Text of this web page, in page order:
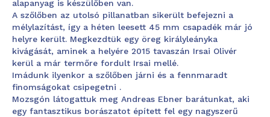
alapanyag is készülőben van.
A szőlőben az utolsó pillanatban sikerült befejezni a
mélylazítást, így a héten leesett 45 mm csapadék már jó
helyre került. Megkezdtük egy öreg királyleányka
kivágását, aminek a helyére 2015 tavaszán Irsai Olivér
kerül a már termőre fordult Irsai mellé.
Imádunk ilyenkor a szőlőben járni és a fennmaradt
finomságokat csipegetni .
Mozsgón látogattuk meg Andreas Ebner barátunkat, aki
egy fantasztikus borászatot épített fel egy nagyszerű